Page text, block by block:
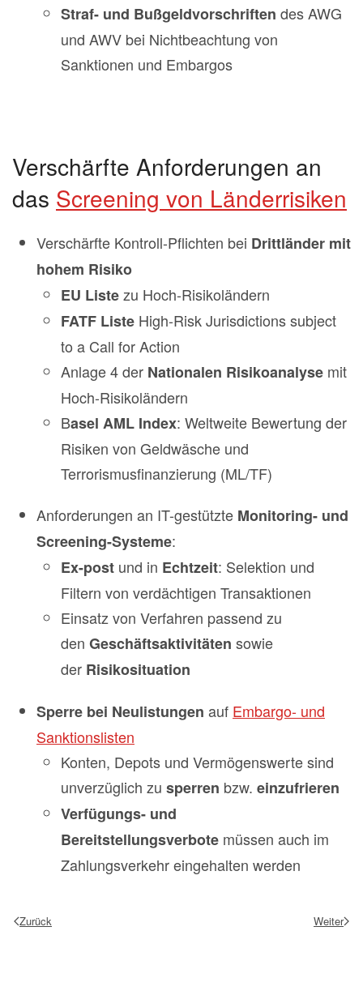
Straf- und Bußgeldvorschriften des AWG
und AWV bei Nichtbeachtung von
Sanktionen und Embargos
Verschärfte Anforderungen an
das Screening von Länderrisiken
Verschärfte Kontroll-Pflichten bei Drittländer mit
hohem Risiko
EU Listezu Hoch-Risikoländern
FATF Liste High-Risk Jurisdictions subject
to a Call for Action
Anlage 4 der Nationalen Risikoanalyse mit
Hoch-Risikoländern
Basel AML Index: Weltweite Bewertung der
Risiken von Geldwäsche und
Terrorismusfinanzierung (ML/TF)
Anforderungen an IT-gestützte Monitoring- und
Screening-Systeme:
Ex-post und in Echtzeit: Selektion und
Filtern von verdächtigen Transaktionen
Einsatz von Verfahren passend zu
den Geschäftsaktivitäten sowie
der Risikosituation
Sperre bei Neulistungen auf Embargo- und
Sanktionslisten
Konten, Depots und Vermögenswerte sind
unverzüglich zu sperren bzw. einzufrieren
Verfügungs- und
Bereitstellungsverbote müssen auch im
Zahlungsverkehr eingehalten werden
Zurück Weiter